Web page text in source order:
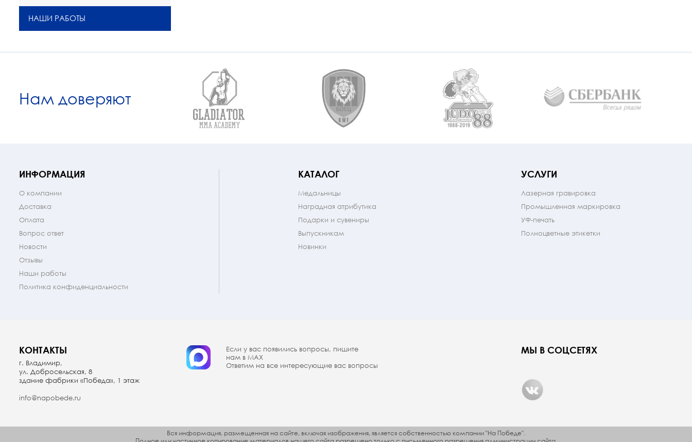
НАШИ РАБОТЫ
Нам доверяют
ИНФОРМАЦИЯ
О компании
Доставка
Оплата
Вопрос ответ
Новости
Отзывы
Наши работы
Политика конфиденциальности
КАТАЛОГ
Медальницы
Наградная атрибутика
Подарки и сувениры
Выпускникам
Новинки
УСЛУГИ
Лазерная гравировка
Промышленная маркировка
УФ-печать
Полноцветные этикетки
КОНТАКТЫ
г. Владимир,
ул. Добросельская, 8
здание фабрики «Победа», 1 этаж
info@napobede.ru
Если у вас появились вопросы, пишите
нам в МАX
Ответим на все интересующие вас вопросы
МЫ В СОЦСЕТЯХ
Вся информация, размещенная на сайте, включая изображения, является собственностью компании "На Победе".